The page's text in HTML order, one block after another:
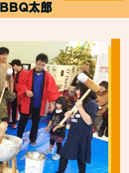
太郎